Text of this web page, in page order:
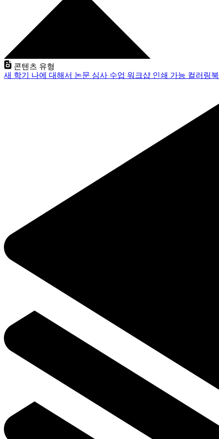
콘텐츠 유형
새 학기 나에 대해서 논문 심사 수업 워크샵 인쇄 가능 컬러링북